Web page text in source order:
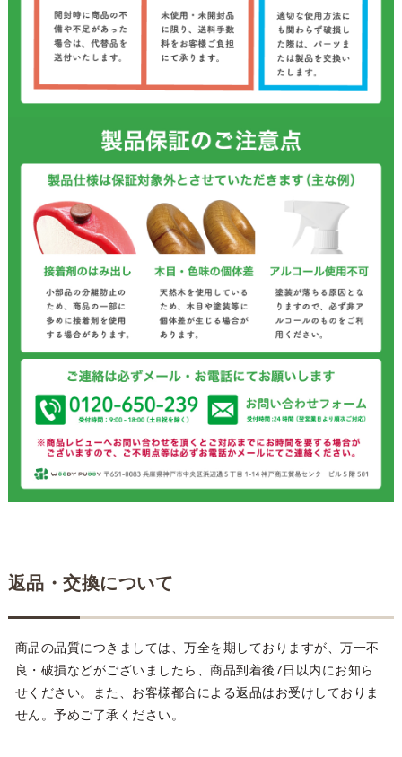
返品・交換について
商品の品質につきましては、万全を期しておりますが、万一不
良・破損などがございましたら、商品到着後7日以内にお知ら
せください。また、お客様都合による返品はお受けしておりま
せん。予めご了承ください。